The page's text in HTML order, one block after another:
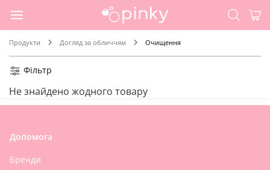
Продукти Догляд за обличчям Очищення
Фільтр
Не знайдено жодного товару
Допомога
Бренди